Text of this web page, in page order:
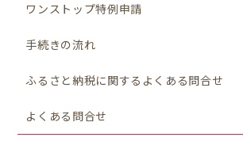
ワンストップ特例申請
手続きの流れ
ふるさと納税に関するよくある問合せ
よくある問合せ